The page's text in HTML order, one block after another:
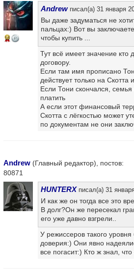
16
Andrewписал(а) 31 января
Вы даже задуматься не
пальцах:) Вот вы заключаете
чтобы купить ...
Тут всё имеет значение кто
договору.
Если там имя прописано
действует только на Скотта
Если Тони скончался, семья
платить
А если этот финансовый
Скотта с лёгкостью может
по документам не они
Andrew (Главный редактор), постов:
80871
HUNTERXписал(а) 31
И как же он тогда все это
В долг?Он же пересекал
его уже давно взгрели..
У режиссеров такого
доверия:) Они явно
все погасит:) Кто ж знал,